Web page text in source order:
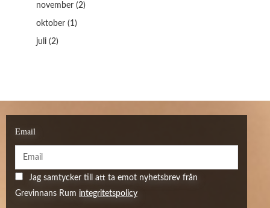
november (2)
oktober (1)
juli (2)
Email
Jag samtycker till att ta emot nyhetsbrev från
Grevinnans Rum integritetspolicy